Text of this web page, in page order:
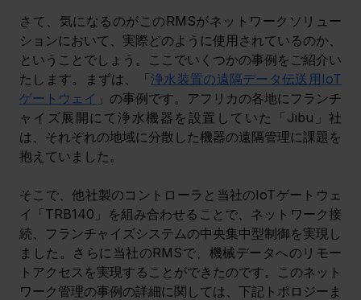
さて、気になるのがこのRMSがネットワークソリュー
ションにおいて、実際どのように使用されているのか、
ということでしょう。ここでいくつかの事例をご紹介い
たします。まずは、「浄水装置の遠隔データ伝送用IoT
ゲートウェイ 」の事例です。アフリカの各地にフランチ
ャイズ展開にて浄水機器を設置していた「Jibu」社
は、それぞれの地域に分散した機器の遠隔管理に課題を
抱えていました。
そこで、他社製のコントローラと 当社のIoTゲートウェ
イ「TRB140」を組み合わせることで、ネットワーク接
続、フランチャイズシステムの中央集中型制御を実現し
ました。さらに当社のRMSで、機械データへのリモー
トアクセスを実現することができたのです。このネット
ワーク管理の事例の詳細に関しては、下記トポロジーま